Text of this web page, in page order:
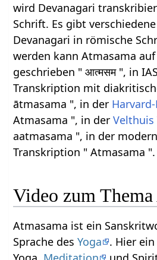
wird Devanagari
Schrift. Es gibt
Devanagari in römische
werden kann Atmasama
geschrieben " आत्मसम ", in
Transkription mit
ātmasama ", in der
Atmasama ", in derVelthuis
aatmasama ", in der
Transkription " Atmasama ".
Video zum Thema
Atmasama ist ein
Sprache desYoga
. Hier